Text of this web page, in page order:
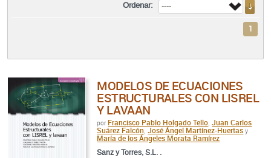
Ordenar:
1
MODELOS DE ECUACIONES
ESTRUCTURALES CON LISREL
Y LAVAAN
por Francisco Pablo Holgado Tello Juan Carlos
Suárez Falcón José Ángel Martínez-Huertas y
María de los Ángeles Morata Ramírez
Sanz y Torres, S.L. .